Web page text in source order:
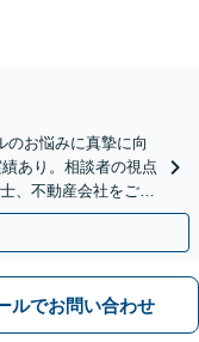
のお悩みに真摯に向
あり。相談者の視点
、不動産会社をご紹
応
ルでお問い合わせ